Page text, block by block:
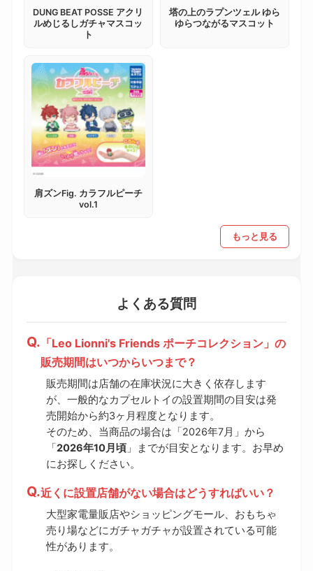
DUNG BEAT POSSE アクリ
ルめじるしガチャマスコッ
ト
塔の上のラプンツェル ゆら
ゆらつながるマスコット
肩ズンFig. カラフルピーチ
vol.1
もっと見る
よくある質問
「Leo Lionni's Friends ポーチコレクション」の
販売期間はいつからいつまで？
販売期間は店舗の在庫状況に大きく依存します
が、一般的なカプセルトイの設置期間の目安は発
売開始から約3ヶ月程度となります。
そのため、当商品の場合は「2026年7月」から
「2026年10月頃」までが目安となります。お早め
にお探しください。
近くに設置店舗がない場合はどうすればいい？
大型家電量販店やショッピングモール、おもちゃ
売り場などにガチャガチャが設置されている可能
性があります。